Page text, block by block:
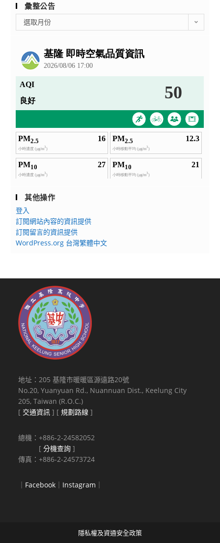
彙整公告
整
選取月份
其他操作
登入
訂閱網站內容的資訊提供
訂閱留言的資訊提供
WordPress.org 台灣繁體中文
地址：205 基隆市暖暖區源遠路20號
No.20, Yuanyuan Rd., Nuannuan Dist., Keelung City
205, Taiwan (R.O.C.)
[ 交通資訊 ] [規劃路線 ]
總機：+886-2-24582052
[分機查詢 ]
傳真：+886-2-24573724
｜ Facebook ｜ Instagram ｜
隱私權及資通安全政策